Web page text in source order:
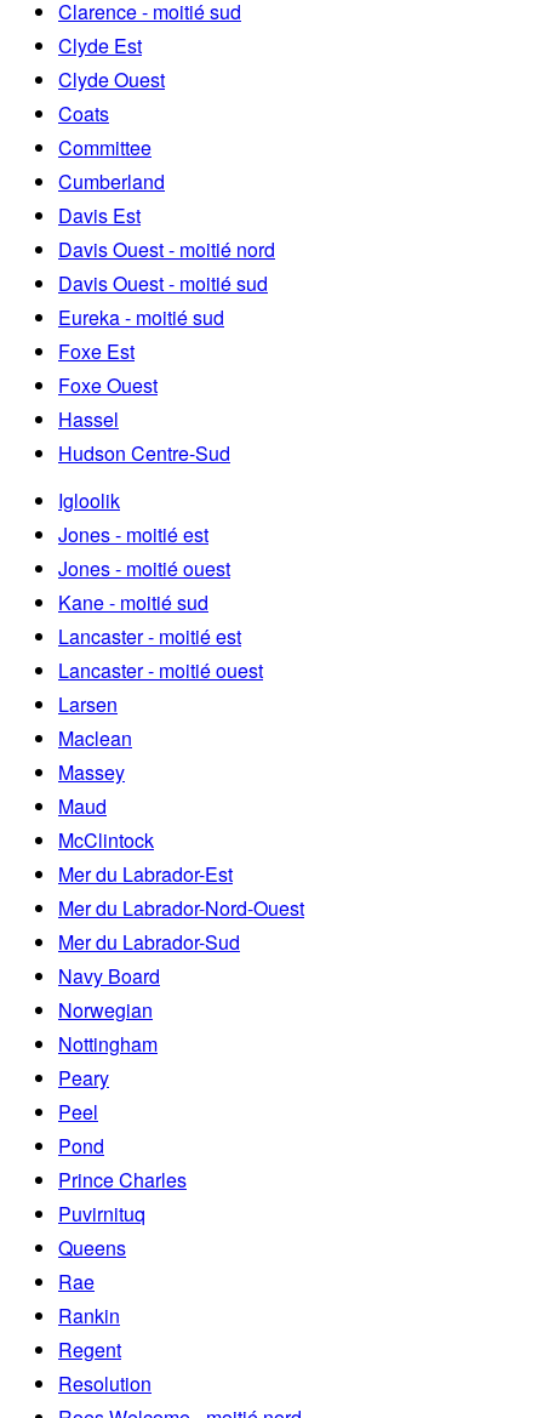
Clarence - moitié sud
Clyde Est
Clyde Ouest
Coats
Committee
Cumberland
Davis Est
Davis Ouest - moitié nord
Davis Ouest - moitié sud
Eureka - moitié sud
Foxe Est
Foxe Ouest
Hassel
Hudson Centre-Sud
Igloolik
Jones - moitié est
Jones - moitié ouest
Kane - moitié sud
Lancaster - moitié est
Lancaster - moitié ouest
Larsen
Maclean
Massey
Maud
McClintock
Mer du Labrador-Est
Mer du Labrador-Nord-Ouest
Mer du Labrador-Sud
Navy Board
Norwegian
Nottingham
Peary
Peel
Pond
Prince Charles
Puvirnituq
Queens
Rae
Rankin
Regent
Resolution